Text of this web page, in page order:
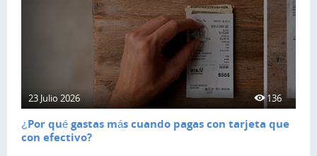
23 Julio 2026 136
¿Por qué gastas más cuando pagas con tarjeta que
con efectivo?